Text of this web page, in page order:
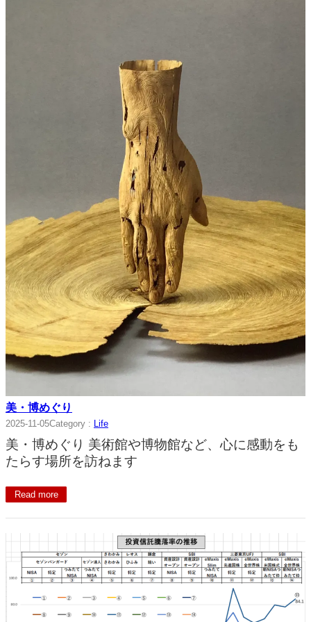
美・博めぐり
2025-11-05Category : Life
美・博めぐり 美術館や博物館など、心に感動をも
たらす場所を訪ねます
Read more